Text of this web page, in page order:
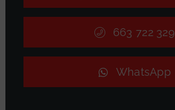
663 722 329
WhatsApp